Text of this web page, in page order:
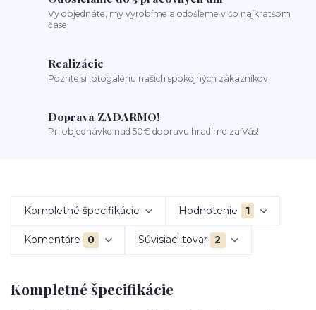
Vy objednáte, my vyrobíme a odošleme v čo najkratšom
čase
Realizácie
Pozrite si fotogalériu našich spokojných zákazníkov.
Doprava ZADARMO!
Pri objednávke nad 50€ dopravu hradíme za Vás!
Kompletné špecifikácie Hodnotenie 1
Komentáre 0 Súvisiaci tovar 2
Kompletné špecifikácie